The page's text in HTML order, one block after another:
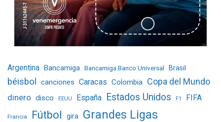
Argentina Bancamiga Bancamiga Banco Universal Brasil
béisbol canciones Caracas Colombia Copa del Mundo
dinero disco EEUU España Estados Unidos F1 FIFA
Francia Fútbol gira Grandes Ligas